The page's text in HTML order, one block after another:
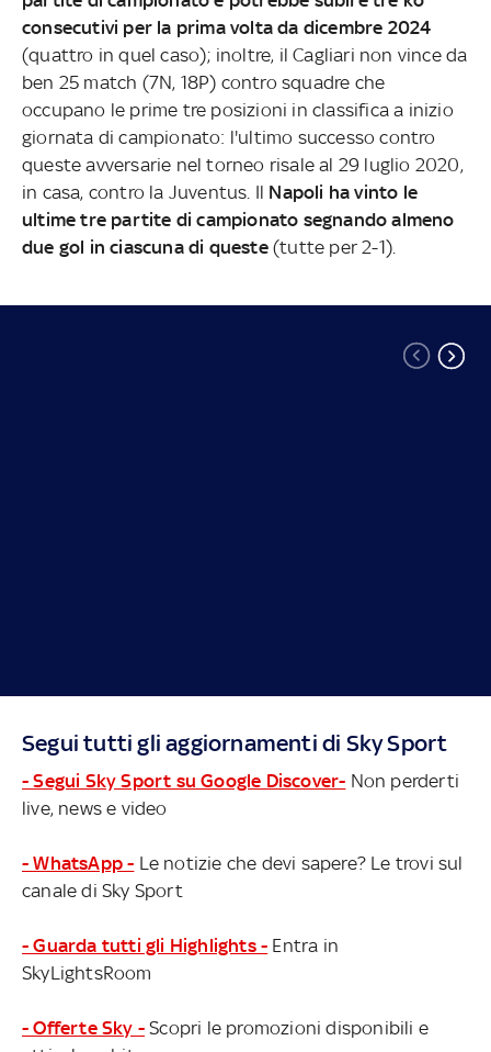
consecutivi per la prima volta da dicembre 2024
(quattro in quel caso); inoltre, il Cagliari non vince da
ben 25 match (7N, 18P) contro squadre che
occupano le prime tre posizioni in classifica a inizio
giornata di campionato: l'ultimo successo contro
queste avversarie nel torneo risale al 29 luglio 2020,
in casa, contro la Juventus. Il Napoli ha vinto le
ultime tre partite di campionato segnando almeno
due gol in ciascuna di queste(tutte per 2-1).
Segui tutti gli aggiornamenti di Sky Sport
- Segui Sky Sport su Google Discover- Non perderti
live, news e video
- WhatsApp - Le notizie che devi sapere? Le trovi sul
canale di Sky Sport
- Guarda tutti gli Highlights - Entra in
SkyLightsRoom
- Offerte Sky - Scopri le promozioni disponibili e